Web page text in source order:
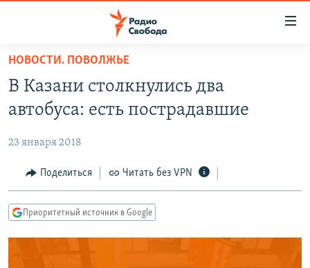
упрощенного
доступа
Вернуться
основному
Вернутся
главной
навигации
Вернутся
ПОДКАСТЫ
АВТОРСКИЕ ПРОЕКТЫ
ЦИТАТЫ СВОБОДЫ
МНЕНИЯ
IDEL.РЕАЛИИ
КАВКАЗ.РЕАЛИИ
НОВОСТИ. ПОВОЛЖЬЕ
В Казани столкнулись два
автобуса: есть пострадавшие
23 января 2018
Поделиться Читать без VPN
Приоритетный источник в Google